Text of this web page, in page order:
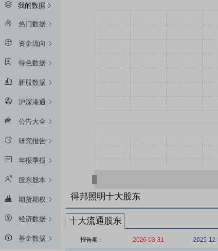
我的数据
热门数据
资金流向
特色数据
新股数据
沪深港通
公告大全
研究报告
年报季报
股东股本
期货期权
经济数据
基金数据
得邦照明十大股东
十大流通股东
报告期： 2026-03-31 2025-